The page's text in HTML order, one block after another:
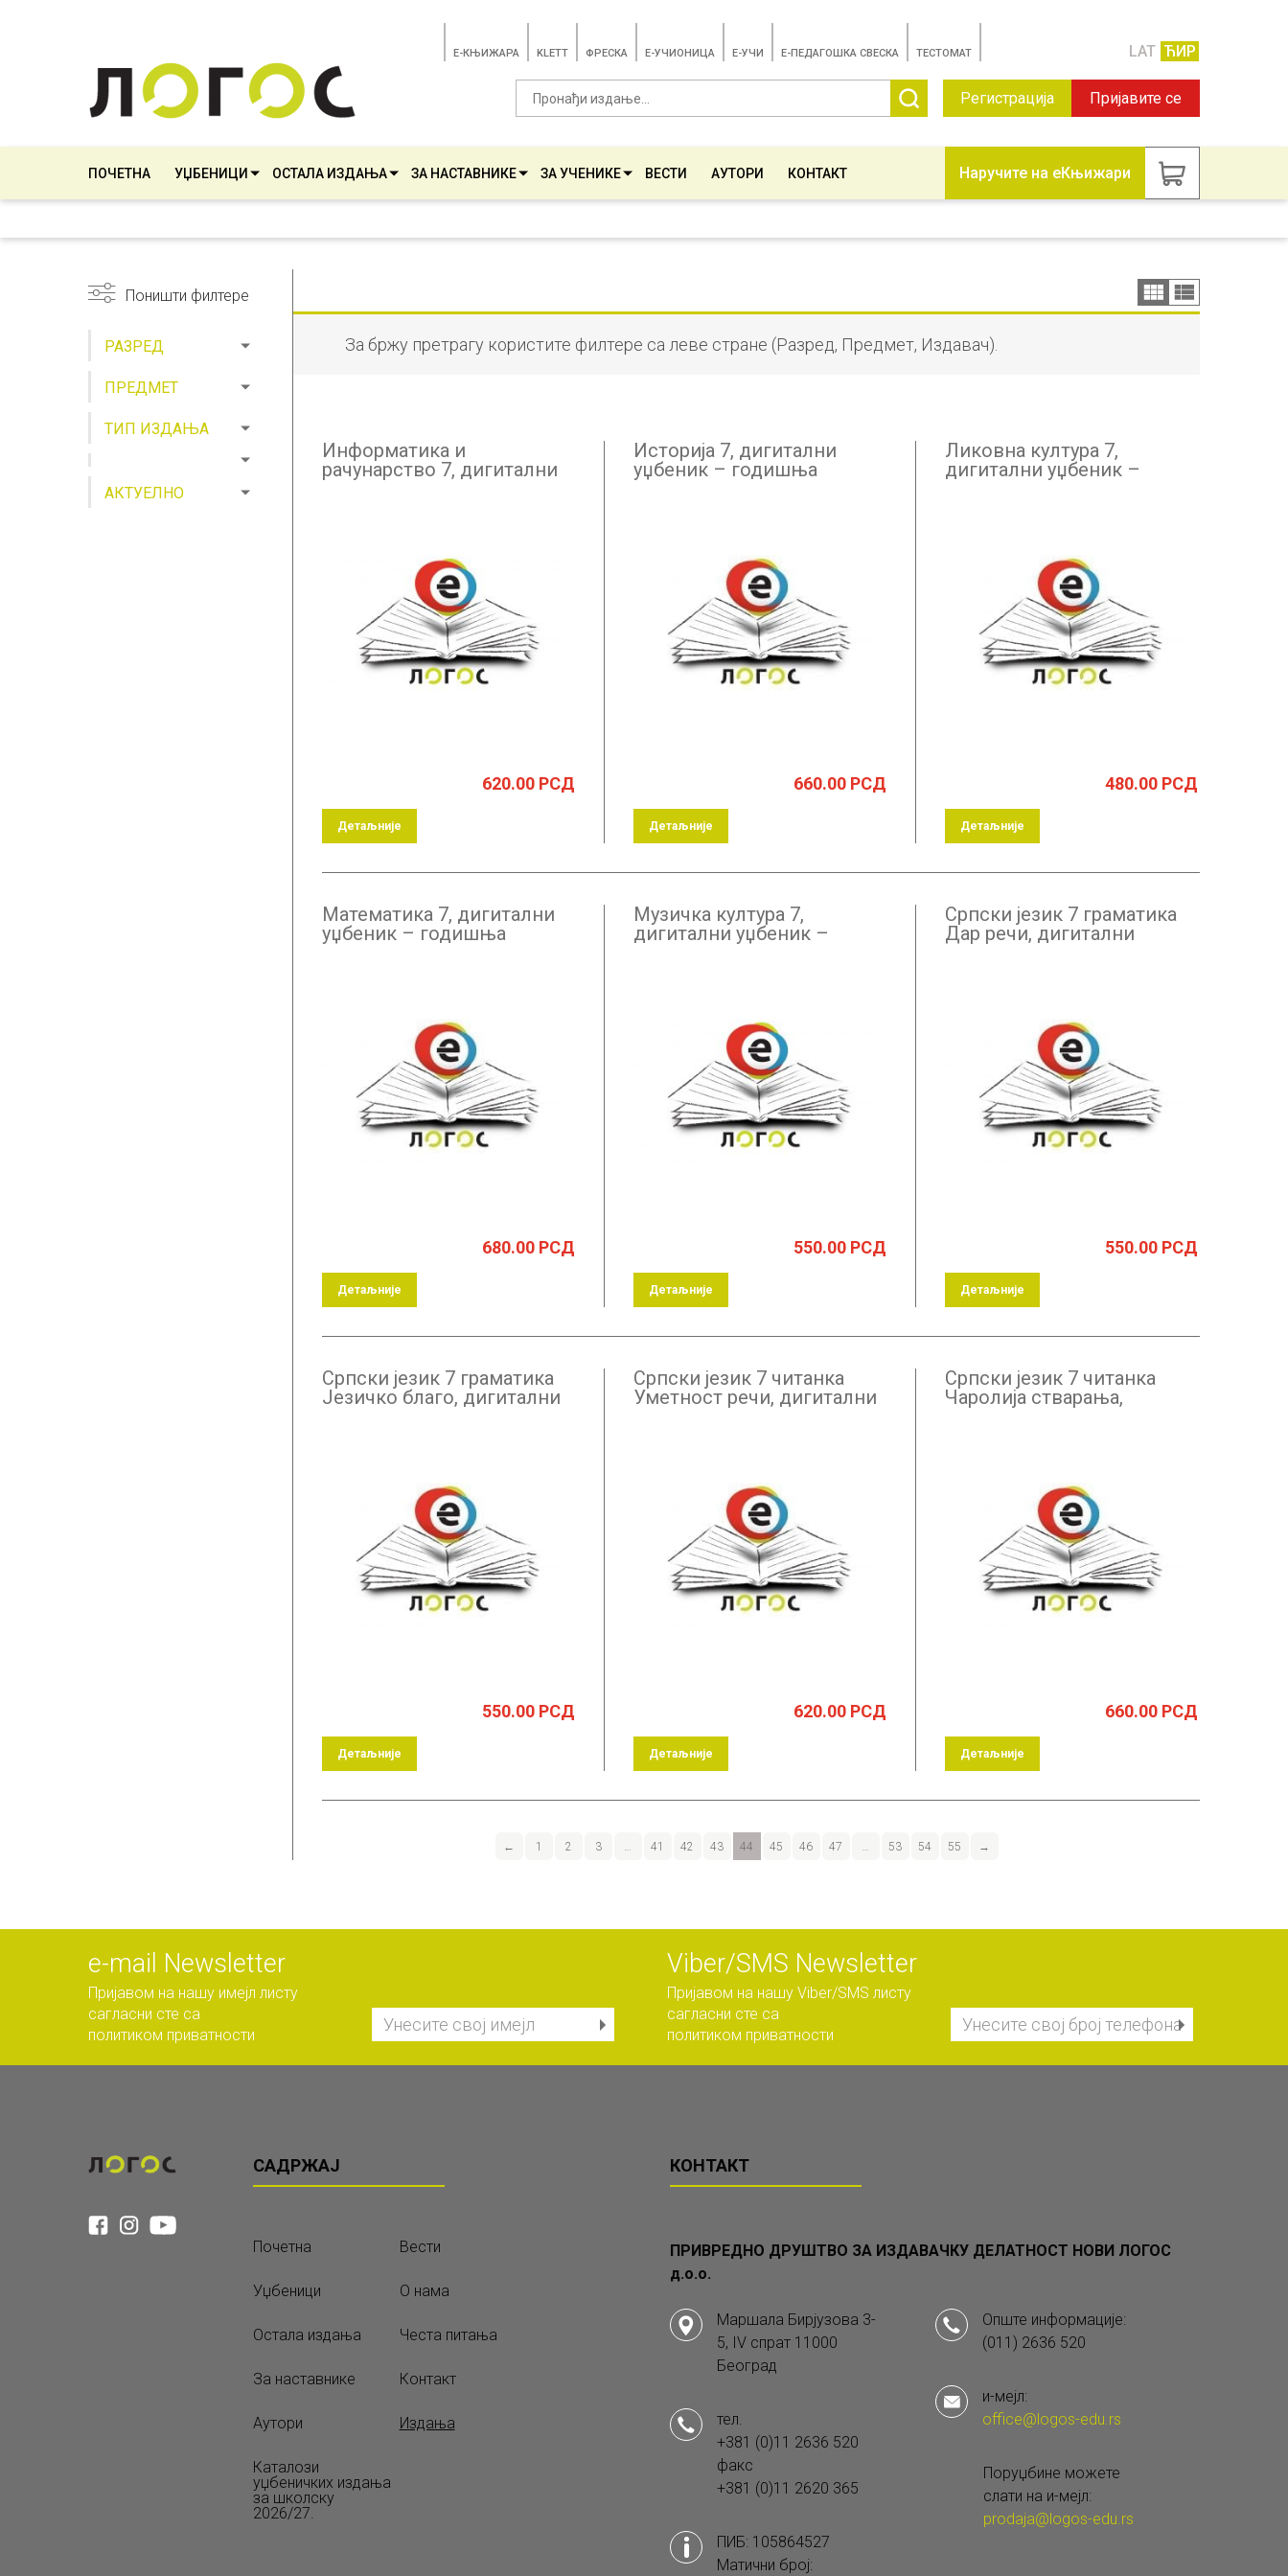
E-КЊИЖАРА KLETT ФРЕСКА E-УЧИОНИЦА E-УЧИ Е-ПЕДАГОШКА СВЕСКА TЕСТОМАТ LAT ЋИР
Регистрација Пријавите се
ПОЧЕТНА УЏБЕНИЦИ ОСТАЛА ИЗДАЊА ЗА НАСТАВНИКЕ ЗА УЧЕНИКЕ ВЕСТИ АУТОРИ КОНТАКТ Наручите на еКњижари
Поништи филтере
РАЗРЕД
ПРЕДМЕТ
ТИП ИЗДАЊА
АКТУЕЛНО
За бржу претрагу користите филтере са леве стране (Разред, Предмет, Издавач).
Информатика и
рачунарство 7, дигитални
620.00РСД
Детаљније
Историја 7, дигитални
уџбеник – годишња
660.00РСД
Детаљније
Ликовна култура 7,
дигитални уџбеник –
480.00РСД
Детаљније
Математика 7, дигитални
уџбеник – годишња
680.00РСД
Детаљније
Музичка култура 7,
дигитални уџбеник –
550.00РСД
Детаљније
Српски језик 7 граматика
Дар речи, дигитални
550.00РСД
Детаљније
Српски језик 7 граматика
Језичко благо, дигитални
550.00РСД
Детаљније
Српски језик 7 читанка
Уметност речи, дигитални
620.00РСД
Детаљније
Српски језик 7 читанка
Чаролија стварања,
660.00РСД
Детаљније
← 1 2 3 … 41 42 43 44 45 46 47 … 53 54 55 →
е-mail Newsletter
Пријавом на нашу имејл листу
сагласни сте са
политиком приватности
Viber/SMS Newsletter
Пријавом на нашу Viber/SMS листу
сагласни сте са
политиком приватности
САДРЖАЈ
Почетна Вести
Уџбеници О нама
Остала издања Честа питања
За наставнике Контакт
Аутори Издања
Каталози
уџбеничких издања
за школску
2026/27.
КОНТАКТ
ПРИВРЕДНО ДРУШТВО ЗА ИЗДАВАЧКУ ДЕЛАТНОСТ НОВИ ЛОГОС
д.о.о.
Маршала Бирјузова 3-
5, IV спрат 11000
Београд
тел.
+381 (0)11 2636 520
факс
+381 (0)11 2620 365
ПИБ: 105864527
Матични број:
Опште информације:
(011) 2636 520
и-мејл:
office@logos-edu.rs
Поруџбине можете
слати на и-мејл:
prodaja@logos-edu.rs